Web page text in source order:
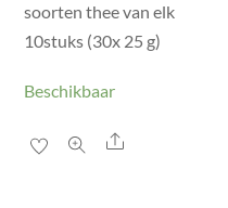
soorten thee van elk
10stuks (30x 25 g)
Beschikbaar
Share